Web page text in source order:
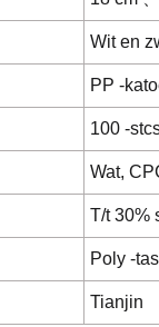
Wit en
PP -
100 -
Wat,
T/t 30%
Poly -
Tianjin